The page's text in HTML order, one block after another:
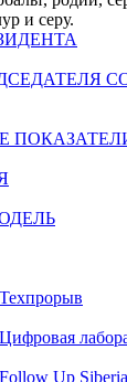
и серу.
Техпрорыв
Цифровая
Follow Up Siberia